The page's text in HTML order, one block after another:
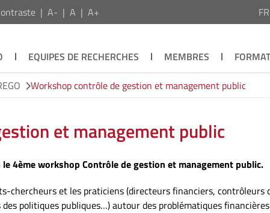
A- A A+
EQUIPES DE RECHERCHES MEMBRES
Workshop contrôle de gestion et management public
et management public
le 4ème workshop Contrôle de gestion et management public.
chercheurs et les praticiens (directeurs financiers, contrôleurs
politiques publiques…) autour des problématiques